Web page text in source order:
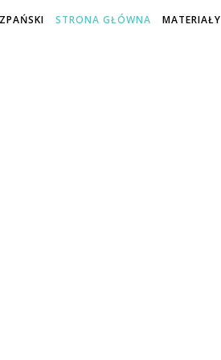
STRONA GŁÓWNA MATERIAŁY